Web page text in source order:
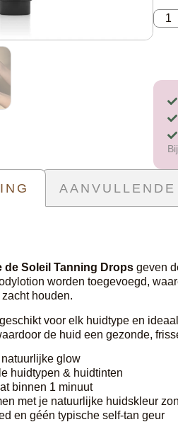
de Soleil Tanning Drops geven
worden toegevoegd,
houden.
voor elk huidtype en
de huid een gezonde,
glow
huidtypen & huidtinten
binnen 1 minuut
met je natuurlijke huidskleur
en géén typische self-tan geur